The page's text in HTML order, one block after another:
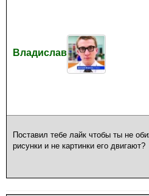
Владислав
Поставил тебе лайк чтобы ты не
рисунки и не картинки его двигают?